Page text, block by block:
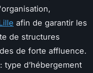
afin de garantir les
de structures
de forte affluence.
type d’hébergement